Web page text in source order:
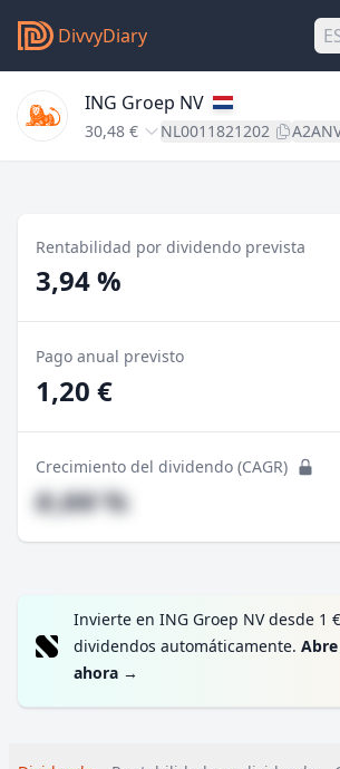
DivvyDiary
ING Groep NV
30,48 € NL0011821202
Rentabilidad por dividendo prevista
3,94 %
Pago anual previsto
1,20 €
Crecimiento del dividendo (CAGR)
#,## %
Invierte en ING Groep NV desde 1
dividendos automáticamente.
ahora →